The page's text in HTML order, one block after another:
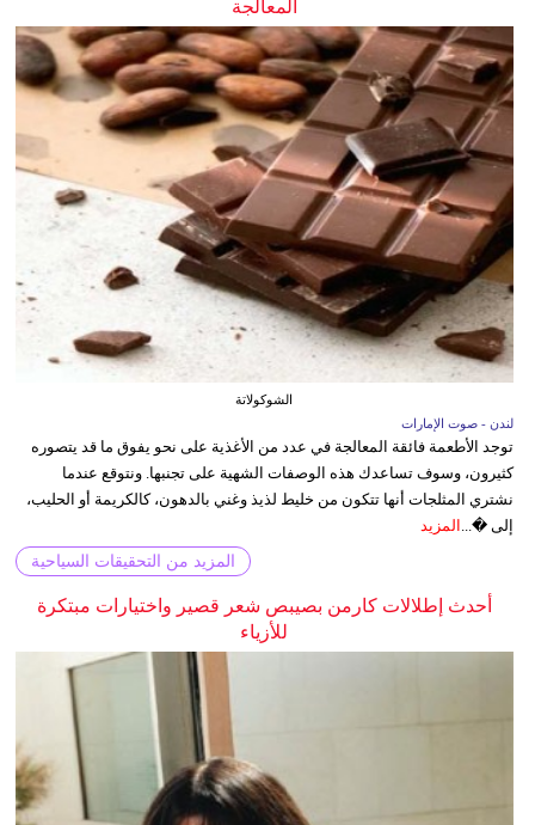
المعالجة
الشوكولاتة
لندن - صوت الإمارات
توجد الأطعمة فائقة المعالجة في عدد من الأغذية على نحو يفوق ما قد يتصوره
كثيرون، وسوف تساعدك هذه الوصفات الشهية على تجنبها. ونتوقع عندما
نشتري المثلجات أنها تتكون من خليط لذيذ وغني بالدهون، كالكريمة أو الحليب،
إلى �... المزيد
المزيد من التحقيقات السياحية
أحدث إطلالات كارمن بصيبص شعر قصير واختيارات مبتكرة
للأزياء